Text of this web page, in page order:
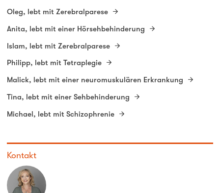
Oleg, lebt mit Zerebralparese
Anita, lebt mit einer Hörsehbehinderung
Islam, lebt mit Zerebralparese
Philipp, lebt mit Tetraplegie
Malick, lebt mit einer neuromuskulären Erkrankung
Tina, lebt mit einer Sehbehinderung
Michael, lebt mit Schizophrenie
Kontakt